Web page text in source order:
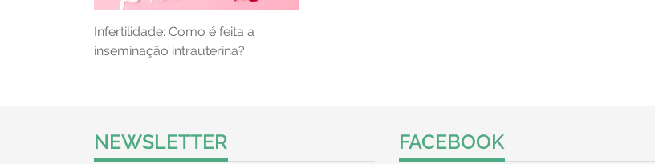
Infertilidade: Como é feita a
inseminação intrauterina?
NEWSLETTER FACEBOOK